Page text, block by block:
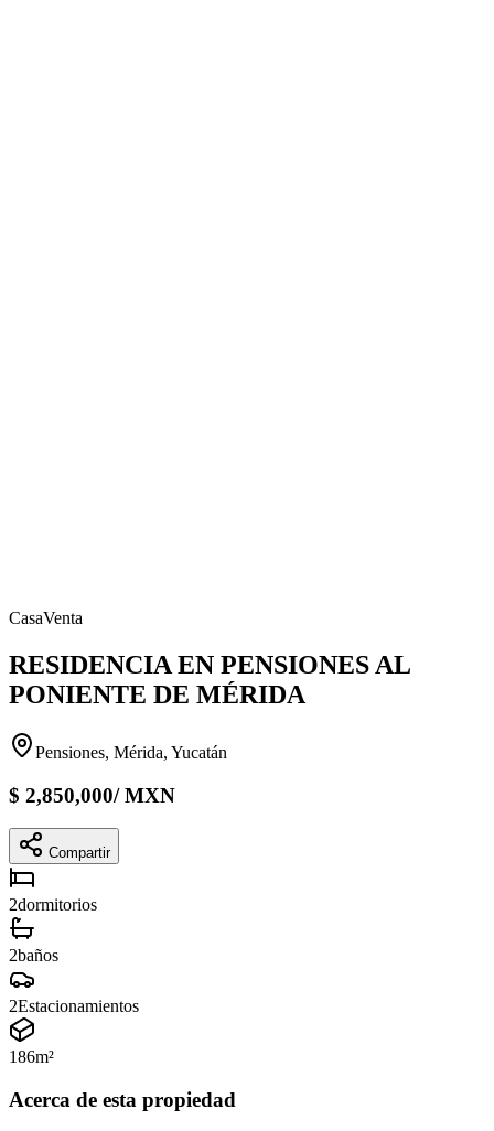
CasaVenta
RESIDENCIA EN PENSIONES AL
PONIENTE DE MÉRIDA
Pensiones, Mérida, Yucatán
$ 2,850,000/MXN
Compartir
2dormitorios
2baños
2Estacionamientos
186m²
Acerca de esta propiedad